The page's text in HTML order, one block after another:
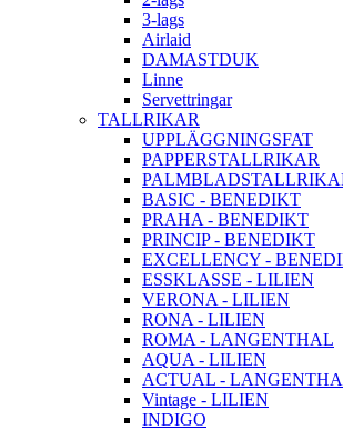
3-lags
Airlaid
DAMASTDUK
Linne
Servettringar
TALLRIKAR
UPPLÄGGNINGSFAT
PAPPERSTALLRIKAR
BASIC - BENEDIKT
PRAHA - BENEDIKT
PRINCIP - BENEDIKT
EXCELLENCY -
ESSKLASSE - LILIEN
VERONA - LILIEN
RONA - LILIEN
ROMA - LANGENTHAL
AQUA - LILIEN
ACTUAL -
Vintage - LILIEN
INDIGO